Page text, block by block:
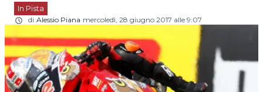
In Pista
di Alessio Piana mercoledì, 28 giugno 2017 alle 9:07